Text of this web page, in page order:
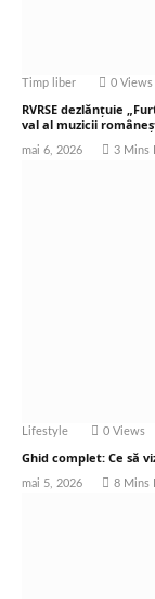
Timp liber 0 Views
RVRSE dezlănțuie
val al muzicii
mai 6, 2026 3 Mins
Lifestyle 0 Views
Ghid complet: Ce să
mai 5, 2026 8 Mins